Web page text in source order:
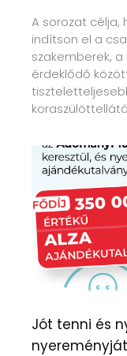
A sorozat célja,
indítson el a
szakemberek,
érdeklődő
Jót tenni és